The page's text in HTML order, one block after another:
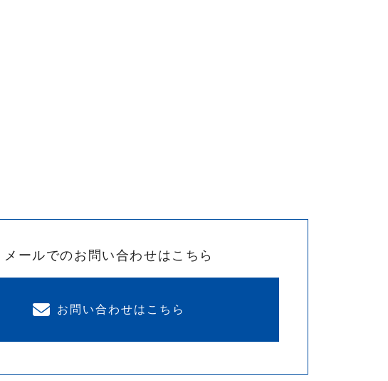
メールでのお問い合わせはこちら
お問い合わせはこちら